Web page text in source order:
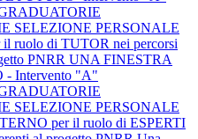
SELEZIONE PERSONALE
ruolo di TUTOR nei percorsi
PNRR UNA FINESTRA
- Intervento "A"
SELEZIONE PERSONALE
per il ruolo di ESPERTI